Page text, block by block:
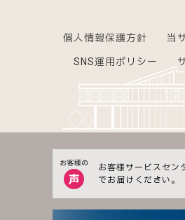
個人情報保護方針 当
SNS運用ポリシー
お客様サービスセン
でお届けください。